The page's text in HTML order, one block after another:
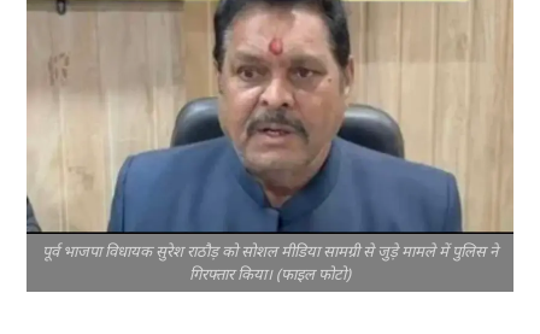
पूर्व भाजपा विधायक सुरेश राठौड़ को सोशल मीडिया सामग्री से जुड़े मामले में पुलिस ने
गिरफ्तार किया। (फाइल फोटो)